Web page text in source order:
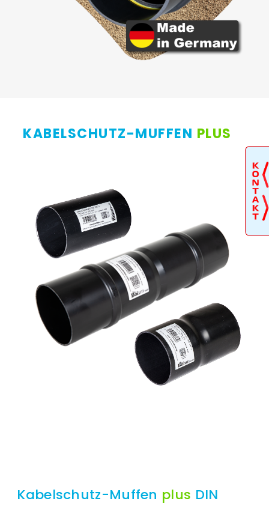
KABELSCHUTZ-MUFFEN PLUS
Kabelschutz-Muffen plus DIN